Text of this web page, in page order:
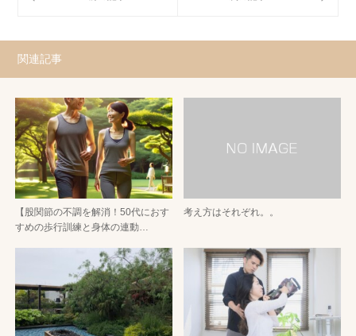
関連記事
【股関節の不調を解消！50代におす
すめの歩行訓練と身体の連動…
考え方はそれぞれ。。